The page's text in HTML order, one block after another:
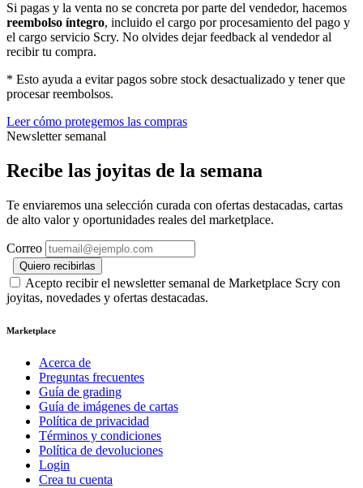
Si pagas y la venta no se concreta por parte del vendedor, hacemos
reembolso íntegro, incluido el cargo por procesamiento del pago y
el cargo servicio Scry. No olvides dejar feedback al vendedor al
recibir tu compra.
* Esto ayuda a evitar pagos sobre stock desactualizado y tener que
procesar reembolsos.
Leer cómo protegemos las compras
Newsletter semanal
Recibe las joyitas de la semana
Te enviaremos una selección curada con ofertas destacadas, cartas
de alto valor y oportunidades reales del marketplace.
Correo
Quiero recibirlas
Acepto recibir el newsletter semanal de Marketplace Scry con
joyitas, novedades y ofertas destacadas.
Marketplace
Acerca de
Preguntas frecuentes
Guía de grading
Guía de imágenes de cartas
Política de privacidad
Términos y condiciones
Política de devoluciones
Login
Crea tu cuenta